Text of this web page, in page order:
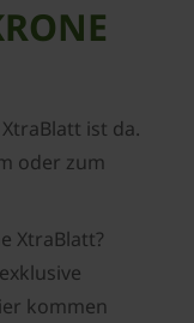
ist da.
oder zum
XtraBlatt?
kommen